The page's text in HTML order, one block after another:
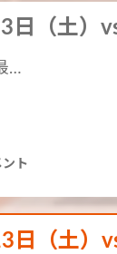
日（土）
…
ト
日（土）